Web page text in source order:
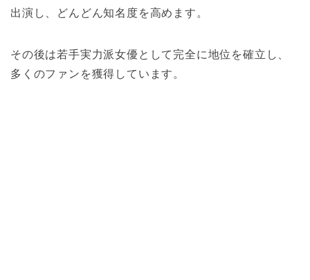
出演し、どんどん知名度を高めます。
その後は若手実力派女優として完全に地位を確立し、
多くのファンを獲得しています。